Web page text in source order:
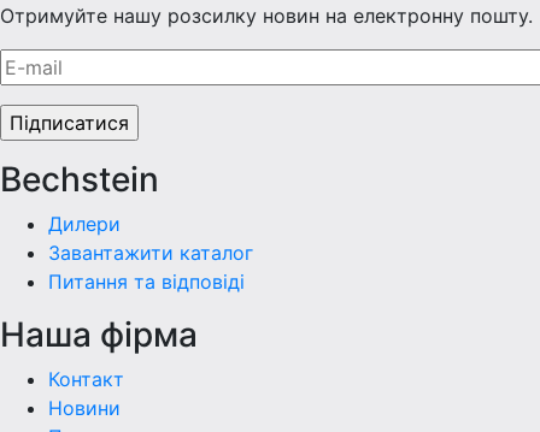
Отримуйте нашу розсилку новин на електронну пошту.
Bechstein
Дилери
Завантажити каталог
Питання та відповіді
Наша фiрма
Контакт
Новини